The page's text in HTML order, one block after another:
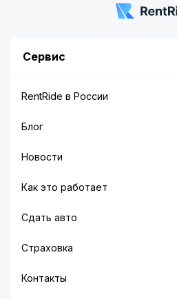
Сервис
RentRide в России
Блог
Новости
Как это работает
Сдать авто
Страховка
Контакты